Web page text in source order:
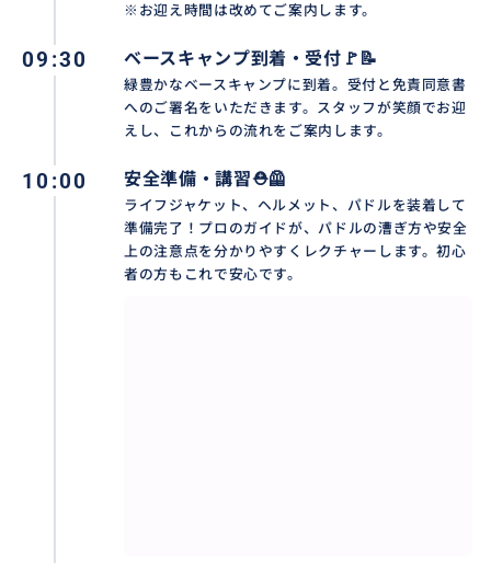
※お迎え時間は改めてご案内します。
09:30 ベースキャンプ到着・受付🚩📝
緑豊かなベースキャンプに到着。受付と免責同意書
へのご署名をいただきます。スタッフが笑顔でお迎
えし、これからの流れをご案内します。
10:00 安全準備・講習⛑️🦺
ライフジャケット、ヘルメット、パドルを装着して
準備完了！プロのガイドが、パドルの漕ぎ方や安全
上の注意点を分かりやすくレクチャーします。初心
者の方もこれで安心です。